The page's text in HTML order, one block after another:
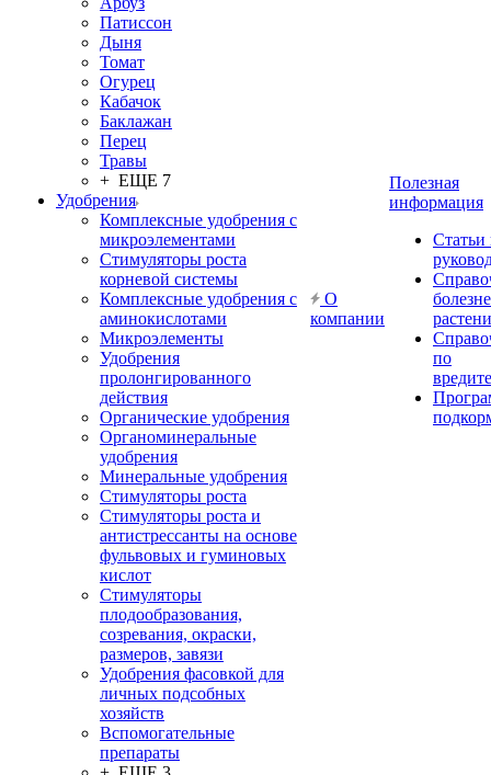
Патиссон
Дыня
Томат
Огурец
Кабачок
Баклажан
Перец
Травы
+ ЕЩЕ 7
Удобрения
Комплексные удобрения с
микроэлементами
Стимуляторы роста
корневой системы
Комплексные удобрения с
аминокислотами
Микроэлементы
Удобрения
пролонгированного
действия
Органические удобрения
Органоминеральные
удобрения
Минеральные удобрения
Стимуляторы роста
Стимуляторы роста и
антистрессанты на основе
фульвовых и гуминовых
кислот
Стимуляторы
плодообразования,
созревания, окраски,
размеров, завязи
Удобрения фасовкой для
личных подсобных
хозяйств
Вспомогательные
препараты
О
компании
Полезная
информация
Статьи
по